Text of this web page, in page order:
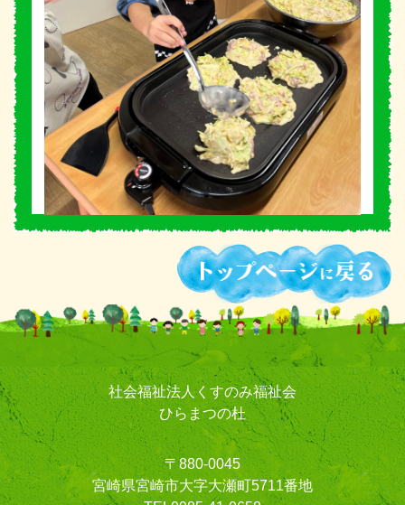
社会福祉法人くすのみ福祉会
ひらまつの杜
〒880-0045
宮崎県宮崎市大字大瀬町5711番地